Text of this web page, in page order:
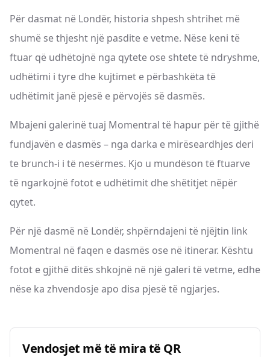
Për dasmat në Londër, historia shpesh shtrihet më
shumë se thjesht një pasdite e vetme. Nëse keni të
ftuar që udhëtojnë nga qytete ose shtete të ndryshme,
udhëtimi i tyre dhe kujtimet e përbashkëta të
udhëtimit janë pjesë e përvojës së dasmës.
Mbajeni galerinë tuaj Momentral të hapur për të gjithë
fundjavën e dasmës – nga darka e mirëseardhjes deri
te brunch-i i të nesërmes. Kjo u mundëson të ftuarve
të ngarkojnë fotot e udhëtimit dhe shëtitjet nëpër
qytet.
Për një dasmë në Londër, shpërndajeni të njëjtin link
Momentral në faqen e dasmës ose në itinerar. Kështu
fotot e gjithë ditës shkojnë në një galeri të vetme, edhe
nëse ka zhvendosje apo disa pjesë të ngjarjes.
Vendosjet më të mira të QR